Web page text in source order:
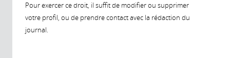
Pour exercer ce droit, il suffit de modifier ou supprimer
votre profil, ou de prendre contact avec la rédaction du
journal.